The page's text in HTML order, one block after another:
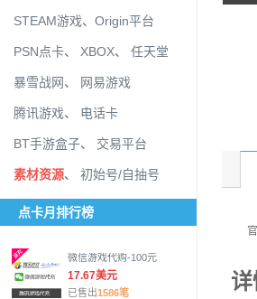
STEAM游戏、 Origin平台
PSN点卡、 XBOX、 任天堂
暴雪战网、 网易游戏
腾讯游戏、 电话卡
BT手游盒子、 交易平台
素材资源、 初始号/自抽号
点卡月排行榜
微信游戏代购-100元
17.67美元
已售出1586笔
官